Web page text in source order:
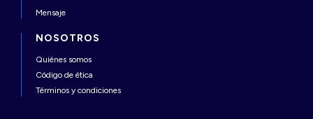
Mensaje
NOSOTROS
Quiénes somos
Código de ética
Términos y condiciones